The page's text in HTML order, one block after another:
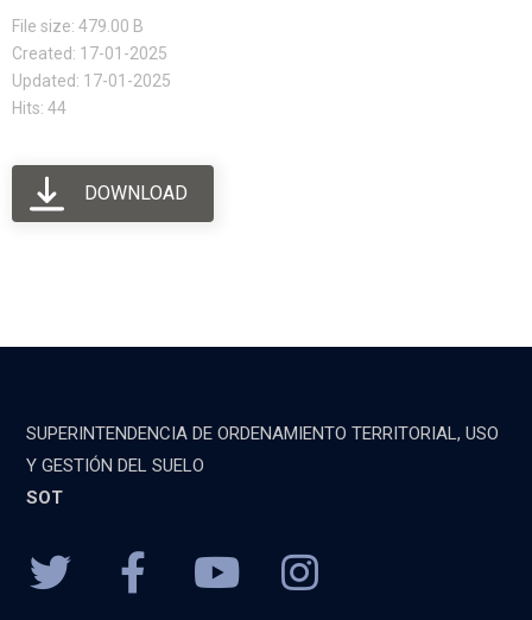
File size: 479.00 B
Created: 17-01-2025
Updated: 17-01-2025
Hits: 44
DOWNLOAD
SUPERINTENDENCIA DE ORDENAMIENTO TERRITORIAL, USO
Y GESTIÓN DEL SUELO
SOT